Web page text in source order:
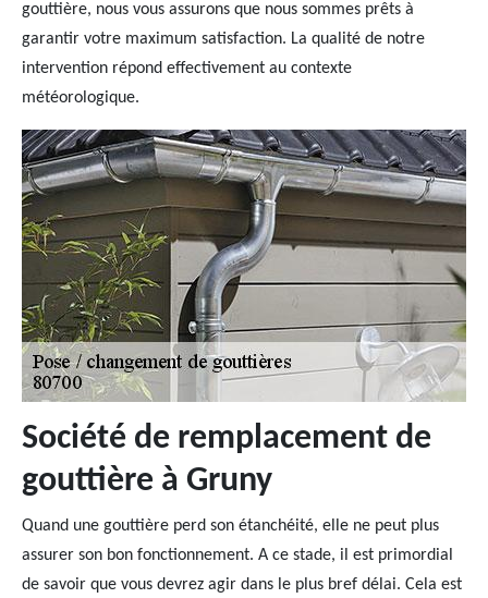
gouttière, nous vous assurons que nous sommes prêts à
garantir votre maximum satisfaction. La qualité de notre
intervention répond effectivement au contexte
météorologique.
Société de remplacement de
gouttière à Gruny
Quand une gouttière perd son étanchéité, elle ne peut plus
assurer son bon fonctionnement. A ce stade, il est primordial
de savoir que vous devrez agir dans le plus bref délai. Cela est